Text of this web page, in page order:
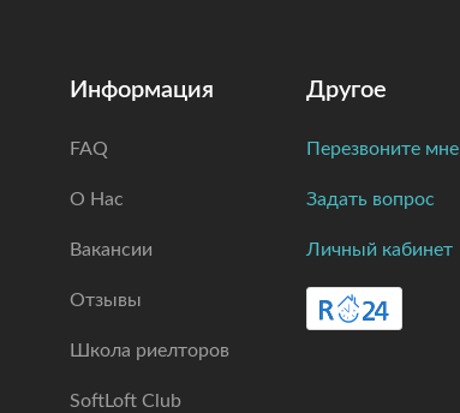
Информация
FAQ
О Нас
Вакансии
Отзывы
Школа риелторов
SoftLoft Club
Другое
Перезвоните мне
Задать вопрос
Личный кабинет